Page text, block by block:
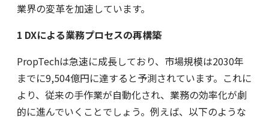
業界の変革を加速しています。
1 DXによる業務プロセスの再構築
PropTechは急速に成長しており、市場規模は2030年
までに9,504億円に達すると予測されています。これに
より、従来の手作業が自動化され、業務の効率化が劇
的に進んでいくことでしょう。例えば、以下のような